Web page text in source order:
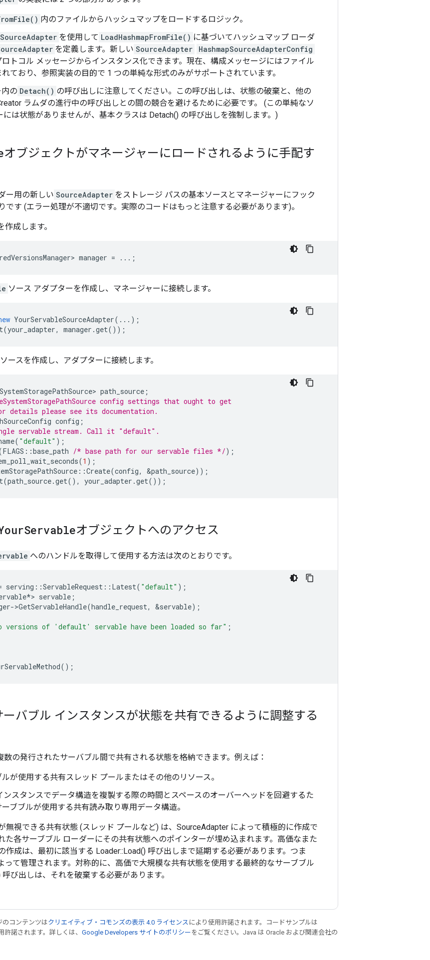
内のファイルからハッシュマップをロードするロジック。
を使用して LoadHashmapFromFile() に基づいてハッシュマップ ローダ
を定義します。新しい SourceAdapter
HashmapSourceAdapterConfig
トコル メッセージからインスタンス化できます。現在、構成メッセージにはファイル
ており、参照実装の目的で 1 つの単純な形式のみがサポートされています。
の Detach() の呼び出しに注意してください。この呼び出しは、状態の破棄と、他の
ラムダの進行中の呼び出しとの間の競合を避けるために必要です。 (この単純なソ
には状態がありませんが、基本クラスは Detach() の呼び出しを強制します。)
オブジェクトがマネージャーにロードされるように手配す
ー用の新しい SourceAdapter をストレージ パスの基本ソースとマネージャーにフック
です (エラー処理が不適切です。実際のコードはもっと注意する必要があります)。
成します。
manager = ...;
ソース アダプターを作成し、マネージャーに接続します。
YourServableSourceAdapter(...);
(your_adapter, manager .get());
ースを作成し、アダプターに接続します。
path_source ;
config settings that ought to get
please see its documentation.
config ;
servable stream. Call it "default".
( "default" );
FLAGS ::base_path /* base path for our servable files */);
(1 );
::Create(config, &path_source));
(path_source.get(), your_adapter .get());
Servableオブジェクトへのアクセス
へのハンドルを取得して使用する方法は次のとおりです。
serving ::ServableRequest :: Latest( "default" );
*> servable ;
->GetServableHandle(handle_request, &servable);
versions of 'default' servable have been loaded so far" ;
();
ーバブル インスタンスが状態を共有できるように調整する
数の発行されたサーバブル間で共有される状態を格納できます。例えば：
が使用する共有スレッド プールまたはその他のリソース。
ンスタンスでデータ構造を複製する際の時間とスペースのオーバーヘッドを回避するた
ブブルが使用する共有読み取り専用データ構造。
無視できる共有状態 (スレッド プールなど) は、SourceAdapter によって積極的に作成で
た各サーブブル ローダーにその共有状態へのポインターが埋め込まれます。高価なまた
作成は、最初に該当する Loader::Load() 呼び出しまで延期する必要があります。つま
って管理されます。対称的に、高価で大規模な共有状態を使用する最終的なサーブブル
呼び出しは、それを破棄する必要があります。
のコンテンツはクリエイティブ・コモンズの表示 4.0 ライセンス により使用許諾されます。コードサンプルは
許諾されます。詳しくは、 Google Developers サイトのポリシー をご覧ください。Java は Oracle および関連会社の